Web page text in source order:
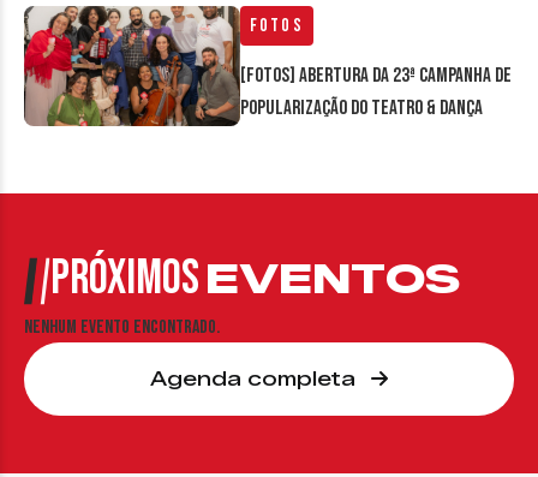
Fotos
[FOTOS] Abertura da 23ª Campanha de
Popularização do Teatro & Dança
PRÓXIMOSEVENTOS
Nenhum evento encontrado.
Agenda completa